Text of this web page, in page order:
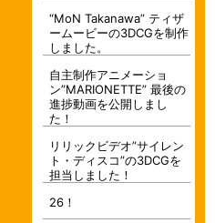
“MoN Takanawa” ティザ
ームービーの3DCGを制作
しました。
自主制作アニメーショ
ン”MARIONETTE” 最後の
進捗動画を公開しまし
た！
リリックビデオ”サイレン
ト・ディスコ”の3DCGを
担当しました！
26！